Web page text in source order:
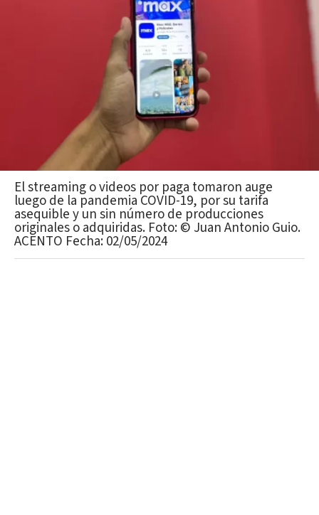
El streaming o videos por paga tomaron auge
luego de la pandemia COVID-19, por su tarifa
asequible y un sin número de producciones
originales o adquiridas. Foto: ©️ Juan Antonio Guio.
ACENTO Fecha: 02/05/2024